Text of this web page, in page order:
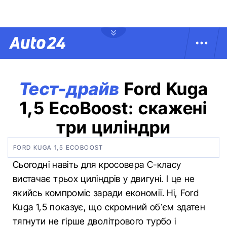
Тест-драйв Ford Kuga
1,5 EcoBoost: скажені
три циліндри
FORD KUGA 1,5 ECOBOOST
Сьогодні навіть для кросовера С-класу
вистачає трьох циліндрів у двигуні. І це не
якийсь компроміс заради економії. Ні, Ford
Kuga 1,5 показує, що скромний об’єм здатен
тягнути не гірше дволітрового турбо і